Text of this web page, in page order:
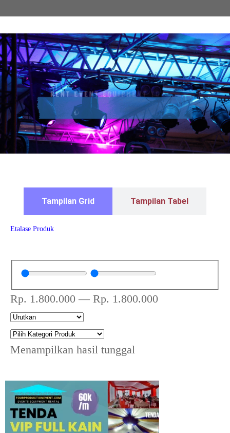
Tampilan Grid Tampilan Tabel
Etalase Produk
Rp. 1.800.000 — Rp. 1.800.000
Menampilkan hasil tunggal